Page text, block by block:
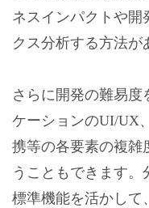
ネスインパクトや開
クス分析する方法が
さらに開発の難易度
ケーションのUI/UX
携等の各要素の複雑
うこともできます。
標準機能を活かして